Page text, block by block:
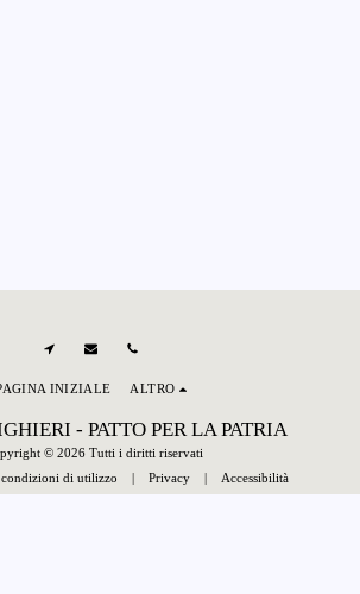
- PATTO PER LA PATRIA
© 2026 Tutti i diritti riservati
di utilizzo | Privacy|
Accessibilità
INIZIALE ALTRO